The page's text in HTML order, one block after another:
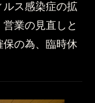
ルス感染症の拡
業の見直しと
保の為、臨時休